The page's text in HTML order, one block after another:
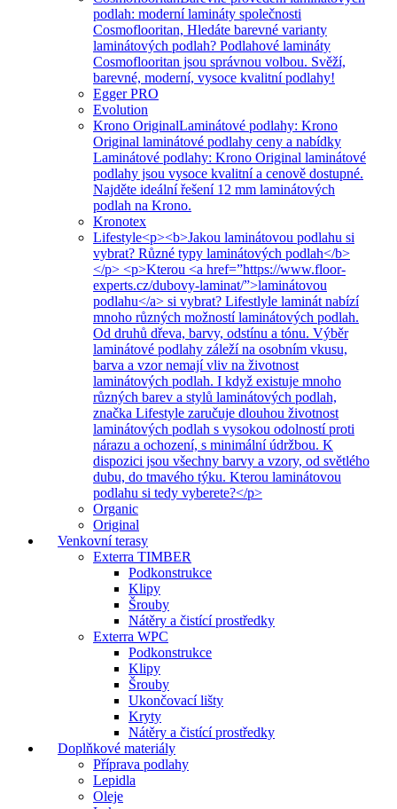
podlah: moderní lamináty společnosti
Cosmoflooritan, Hledáte barevné varianty
laminátových podlah? Podlahové lamináty
Cosmoflooritan jsou správnou volbou. Svěží,
barevné, moderní, vysoce kvalitní podlahy!
Egger PRO
Evolution
Krono OriginalLaminátové podlahy: Krono
Original laminátové podlahy ceny a nabídky
Laminátové podlahy: Krono Original laminátové
podlahy jsou vysoce kvalitní a cenově dostupné.
Najděte ideální řešení 12 mm laminátových
podlah na Krono.
Kronotex
Lifestyle<p><b>Jakou laminátovou podlahu si
vybrat? Různé typy laminátových podlah</b>
</p> <p>Kterou <a href=”https://www.floor-
experts.cz/dubovy-laminat/”>laminátovou
podlahu</a> si vybrat? Lifestlyle laminát nabízí
mnoho různých možností laminátových podlah.
Od druhů dřeva, barvy, odstínu a tónu. Výběr
laminátové podlahy záleží na osobním vkusu,
barva a vzor nemají vliv na životnost
laminátových podlah. I když existuje mnoho
různých barev a stylů laminátových podlah,
značka Lifestyle zaručuje dlouhou životnost
laminátových podlah s vysokou odolností proti
nárazu a ochození, s minimální údržbou. K
dispozici jsou všechny barvy a vzory, od světlého
dubu, do tmavého týku. Kterou laminátovou
podlahu si tedy vyberete?</p>
Organic
Original
Venkovní terasy
Exterra TIMBER
Podkonstrukce
Klipy
Šrouby
Nátěry a čistící prostředky
Exterra WPC
Podkonstrukce
Klipy
Šrouby
Ukončovací lišty
Kryty
Nátěry a čistící prostředky
Doplňkové materiály
Příprava podlahy
Lepidla
Oleje